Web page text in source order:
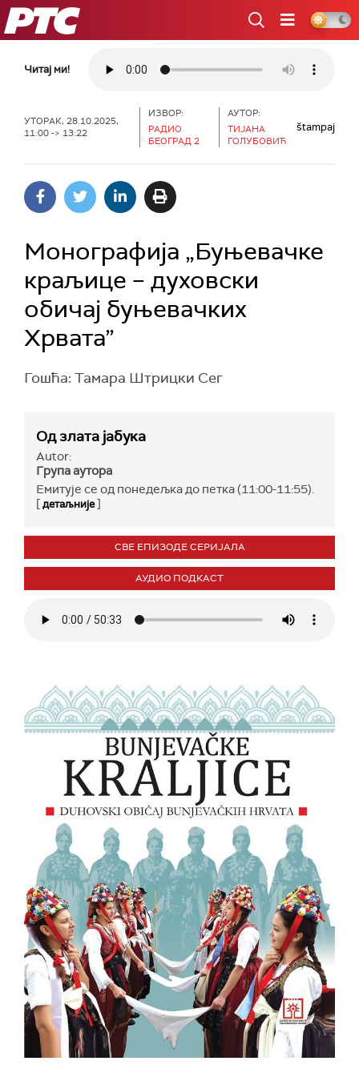
РТС
Читај ми!
УТОРАК, 28.10.2025,
11:00 -> 13:22
ИЗВОР:
РАДИО
БЕОГРАД 2
АУТОР:
ТИЈАНА
ГОЛУБОВИЋ
štampaj
Монографија „Буњевачке
краљице – духовски
обичај буњевачких
Хрвата”
Гошћа: Тамара Штрицки Сег
Од злата јабука
Autor:
Група аутора
Емитује се од понедељка до петка (11:00-11:55).
[детаљније]
СВЕ ЕПИЗОДЕ СЕРИЈАЛА
АУДИО ПОДКАСТ